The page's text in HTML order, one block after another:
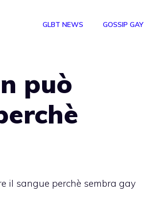
GLBT NEWS GOSSIP GAY
può
il sangue perchè sembra gay